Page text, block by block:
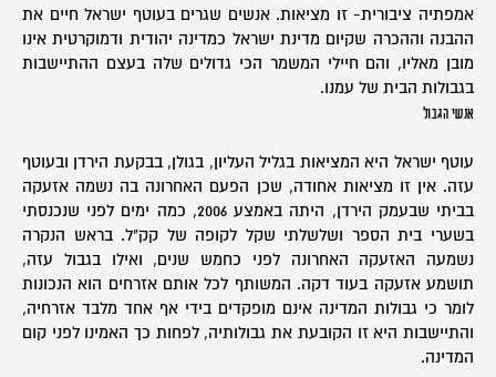
אמפתיה ציבורית- זו מציאות. אנשים שגרים בעוטף ישראל חיים את
ההבנה וההכרה שקיום מדינת ישראל כמדינה יהודית ודמוקרטית אינו
מובן מאליו, והם חיילי המשמר הכי גדולים שלה בעצם ההתיישבות
בגבולות הבית של עמנו.
אנשי הגבול
עוטף ישראל היא המציאות בגליל העליון, בגולן, בבקעת הירדן ובעוטף
עזה. אין זו מציאות אחודה, שכן הפעם האחרונה בה נשמה אזעקה
בביתי שבעמק הירדן, היתה באמצע 2006, כמה ימים לפני שנכנסתי
בשערי בית הספר ושלשלתי שקל לקופה של קק"ל. בראש הנקרה
נשמעה האזעקה האחרונה לפני כחמש שנים, ואילו בגבול עזה,
תושמע אזעקה בעוד דקה. המשותף לכל אותם אזרחים הוא הנכונות
לומר כי גבולות המדינה אינם מופקדים בידי אף אחד מלבד אזרחיה,
והתיישבות היא זו הקובעת את גבולותיה, לפחות כך האמינו לפני קום
המדינה.